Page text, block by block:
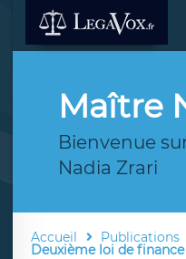
Maître
Bienvenue
Nadia Zrari
Accueil Publications
Deuxième loi de